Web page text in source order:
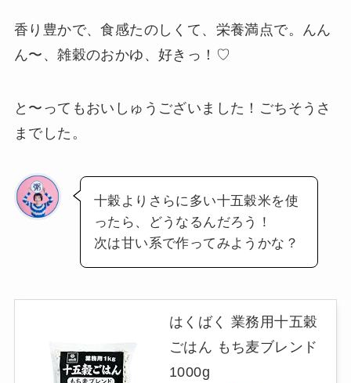
香り豊かで、食感たのしくて、栄養満点で。んん
ん〜、雑穀のおかゆ、好きっ！♡
と〜ってもおいしゅうございました！ごちそうさ
までした。
十穀よりさらに多い十五穀米を使
ったら、どうなるんだろう！
次は甘い系で作ってみようかな？
はくばく 業務用十五穀
ごはん もち麦ブレンド
1000g